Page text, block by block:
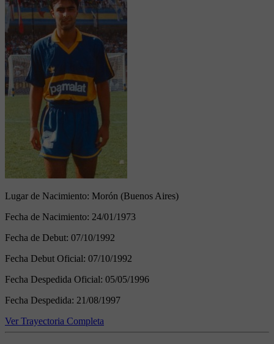
Lugar de Nacimiento: Morón (Buenos Aires)
Fecha de Nacimiento: 24/01/1973
Fecha de Debut: 07/10/1992
Fecha Debut Oficial: 07/10/1992
Fecha Despedida Oficial: 05/05/1996
Fecha Despedida: 21/08/1997
Ver Trayectoria Completa